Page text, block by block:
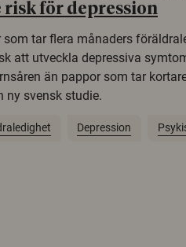
risk för depression
som tar flera månaders
att utveckla depressiva
än pappor som tar
ny svensk studie.
Depression